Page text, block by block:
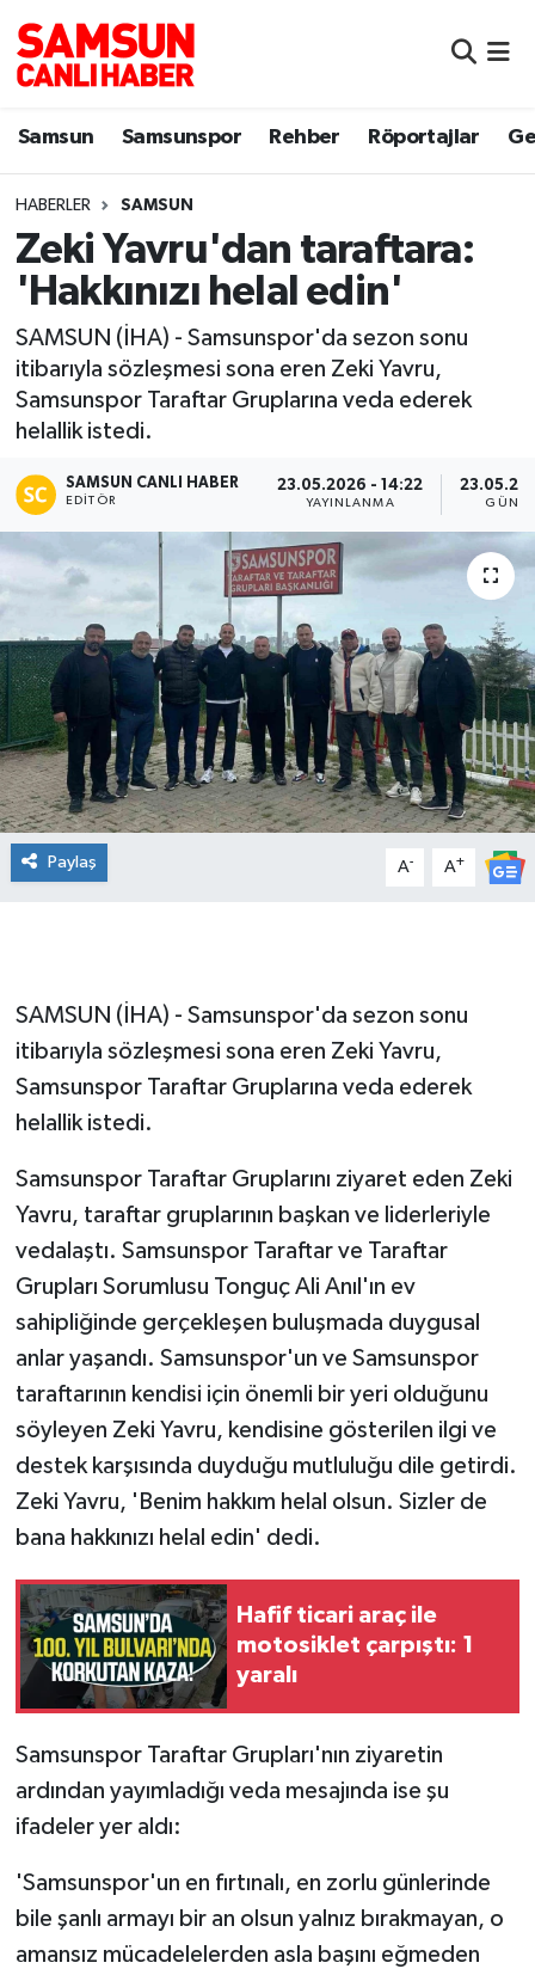
Samsun Samsunspor Rehber Röportajlar
HABERLER SAMSUN
Zeki Yavru'dan taraftara:
'Hakkınızı helal edin'
SAMSUN (İHA) - Samsunspor'da sezon sonu
itibarıyla sözleşmesi sona eren Zeki Yavru,
Samsunspor Taraftar Gruplarına veda ederek
helallik istedi.
SAMSUN CANLI HABER
EDITÖR
23.05.2026 - 14:22
YAYINLANMA
Paylaş A- A+
SAMSUN (İHA) - Samsunspor'da sezon sonu
itibarıyla sözleşmesi sona eren Zeki Yavru,
Samsunspor Taraftar Gruplarına veda ederek
helallik istedi.
Samsunspor Taraftar Gruplarını ziyaret eden Zeki
Yavru, taraftar gruplarının başkan ve liderleriyle
vedalaştı. Samsunspor Taraftar ve Taraftar
Grupları Sorumlusu Tonguç Ali Anıl'ın ev
sahipliğinde gerçekleşen buluşmada duygusal
anlar yaşandı. Samsunspor'un ve Samsunspor
taraftarının kendisi için önemli bir yeri olduğunu
söyleyen Zeki Yavru, kendisine gösterilen ilgi ve
destek karşısında duyduğu mutluluğu dile getirdi.
Zeki Yavru, 'Benim hakkım helal olsun. Sizler de
bana hakkınızı helal edin' dedi.
Hafif ticari araç ile
motosiklet çarpıştı: 1
yaralı
Samsunspor Taraftar Grupları'nın ziyaretin
ardından yayımladığı veda mesajında ise şu
ifadeler yer aldı:
'Samsunspor'un en fırtınalı, en zorlu günlerinde
bile şanlı armayı bir an olsun yalnız bırakmayan, o
amansız mücadelelerden asla başını eğmeden
Samsun
Sokak Röportajları
Genel
Dünya
Eğitim
Manşet Haberi
Samsun Nöbetçi Eczaneler
Samsun Hava Durumu
Samsun Namaz Vakitleri
Samsun Trafik Yoğunluk Haritası
Süper Lig Puan Durumu ve Fikstür
Tüm Manşetler